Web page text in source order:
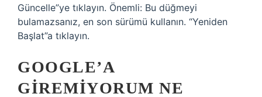
Güncelle”ye tıklayın. Önemli: Bu düğmeyi
bulamazsanız, en son sürümü kullanın. “Yeniden
Başlat”a tıklayın.
GOOGLE’A
GIREMIYORUM NE